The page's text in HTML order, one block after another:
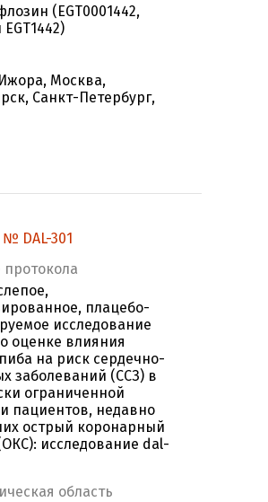
(EGT0001442,
EGT1442)
Москва,
Санкт-Петербург,
DAL-301
протокола
плацебо-
исследование
оценке влияния
на риск сердечно-
заболеваний (ССЗ) в
ограниченной
пациентов, недавно
острый коронарный
исследование dal-
область